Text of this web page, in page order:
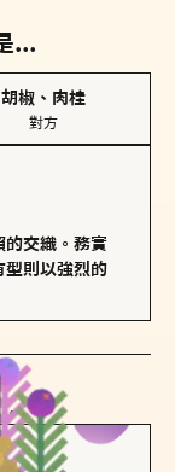
...
胡椒、肉桂
對方
的交織。務實
型則以強烈的